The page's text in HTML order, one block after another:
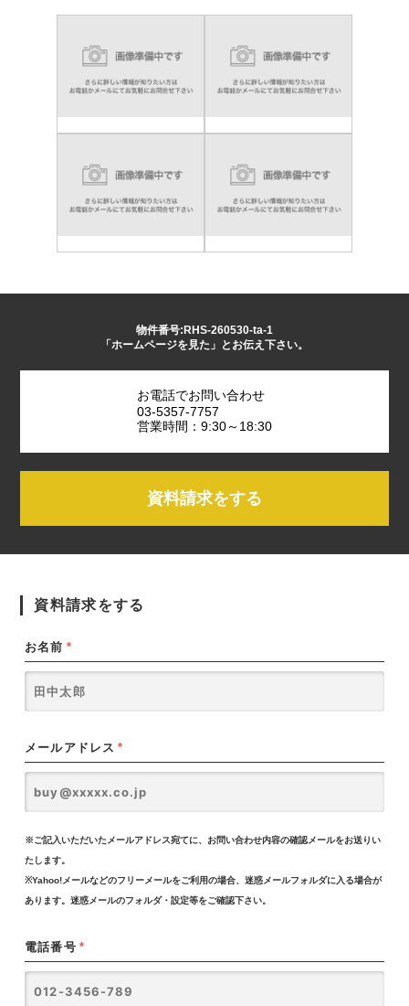
物件番号:RHS-260530-ta-1
「ホームページを見た」とお伝え下さい。
お電話でお問い合わせ
03-5357-7757
営業時間：9:30～18:30
資料請求をする
資料請求をする
お名前 *
メールアドレス *
※ご記入いただいたメールアドレス宛てに、お問い合わせ内容の確認メールをお送りい
たします。
※Yahoo!メールなどのフリーメールをご利用の場合、迷惑メールフォルダに入る場合が
あります。迷惑メールのフォルダ・設定等をご確認下さい。
電話番号 *